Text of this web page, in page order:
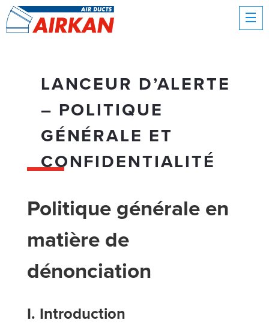
LANCEUR D’ALERTE
– POLITIQUE
GÉNÉRALE ET
CONFIDENTIALITÉ
Politique générale en
matière de
dénonciation
I. Introduction